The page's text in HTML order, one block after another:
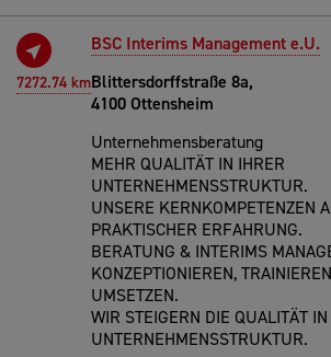
7272.74 km
BSC Interims Management e.U.
Blittersdorffstraße 8a,
4100 Ottensheim
Unternehmensberatung
MEHR QUALITÄT IN IHRER
UNTERNEHMENSSTRUKTUR.
UNSERE KERNKOMPETENZEN
PRAKTISCHER ERFAHRUNG.
BERATUNG & INTERIMS
KONZEPTIONIEREN,
UMSETZEN.
WIR STEIGERN DIE QUALITÄT
UNTERNEHMENSSTRUKTUR.